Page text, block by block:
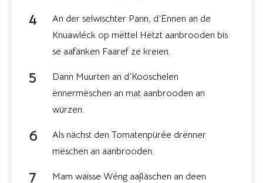
An der selwischter Pann, d’Ënnen an de
Knuawléck op mëttel Hëtzt aanbrooden bis
se aafänken Faaref ze kreien.
Dann Muurten an d’Kooschelen
ënnermëschen an mat aanbrooden an
würzen.
Als nächst den Tomatenpürée drënner
mëschen an aanbrooden.
Mam wäisse Wéng aafläschen an deen